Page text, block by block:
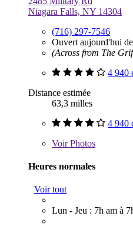
Niagara Falls, NY 14304
(716) 297-7546
Ouvert aujourd'hui
(Across from The
4 940
Distance estimée
63,3 milles
4 940
VoirPhotos
Heures normales
Voir tout
Lun - Jeu : 7h am à